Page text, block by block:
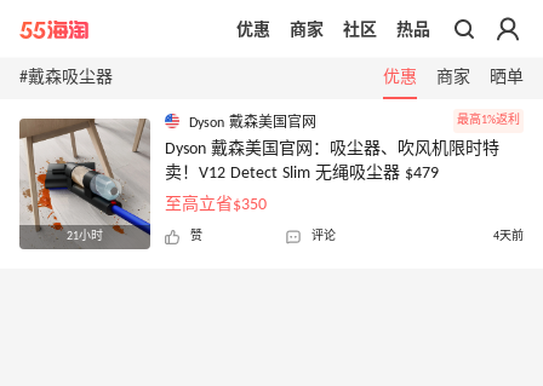
带你去官网买正品
优惠 商家 社区 热品
#戴森吸尘器 优惠 商家 晒单
21小时
Dyson 戴森美国官网 最高1%返利
Dyson 戴森美国官网：吸尘器、吹风机限时特
卖！V12 Detect Slim 无绳吸尘器 $479
至高立省$350
赞 评论 4天前